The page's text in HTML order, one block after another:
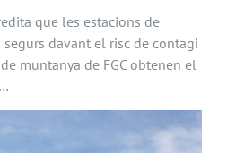
que les estacions de
segurs davant el risc de contagi
muntanya de FGC obtenen el